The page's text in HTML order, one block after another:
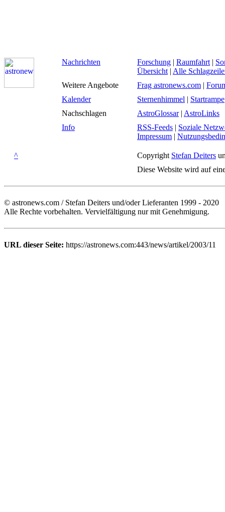
Nachrichten Forschung | Raumfahrt |
Übersicht | Alle
Weitere Angebote
Frag astronews.com |
Kalender
Sternenhimmel | Startrampe
Nachschlagen
AstroGlossar| AstroLinks
Info
RSS-Feeds | Soziale
Impressum |
^ Copyright Stefan Deiters
Diese Website wird auf
© astronews.com / Stefan Deiters und/oder Lieferanten 1999 - 2020
Alle Rechte vorbehalten. Vervielfältigung nur mit Genehmigung.
URL dieser Seite: https://astronews.com:443/news/artikel/2003/11